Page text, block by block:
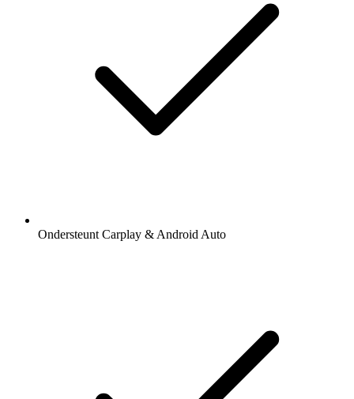
Ondersteunt Carplay & Android Auto